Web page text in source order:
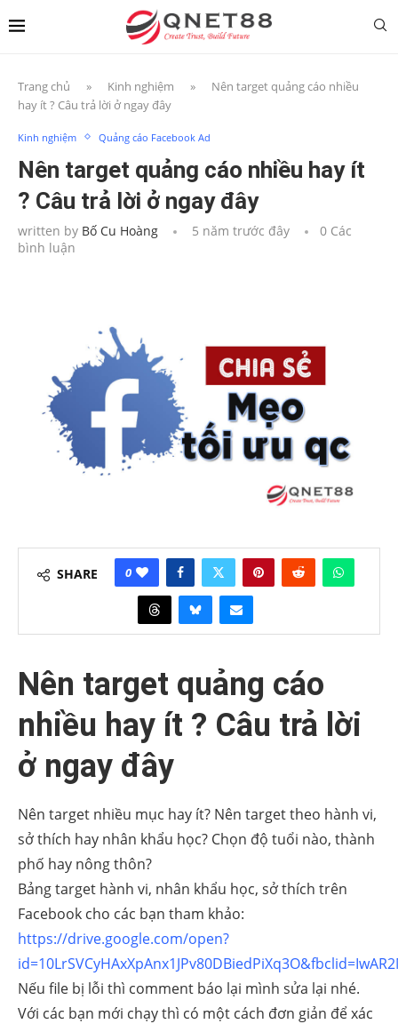
Trang chủ » Kinh nghiệm »
Nên target quảng cáo nhiều
hay ít ? Câu trả lời ở ngay đây
Kinh nghiệm Quảng cáo Facebook Ad
Nên target quảng cáo nhiều hay ít
? Câu trả lời ở ngay đây
written by Bố Cu Hoàng 5 năm trước đây
0 Các
bình luận
SHARE 0
Nên target quảng cáo
nhiều hay ít ? Câu trả lời
ở ngay đây
Nên target nhiều mục hay ít? Nên target theo hành vi,
sở thích hay nhân khẩu học? Chọn độ tuổi nào, thành
phố hay nông thôn?
Bảng target hành vi, nhân khẩu học, sở thích trên
Facebook cho các bạn tham khảo:
https://drive.google.com/open?
Nếu file bị lỗi thì comment báo lại mình sửa lại nhé.
Với các bạn mới chạy thì có một cách đơn giản để xác